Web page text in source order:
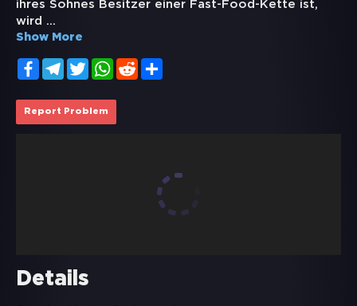
ihres Sohnes Besitzer einer Fast-Food-Kette ist,
wird ...
Show More
FacebookTelegramTwitterWhatsApp
Reddit
Report Problem
Details